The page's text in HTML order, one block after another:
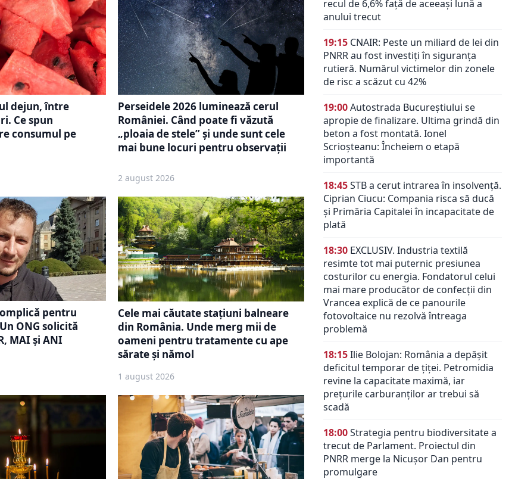
dejun, între
Ce spun
consumul pe
Perseidele 2026 luminează cerul
României. Când poate fi văzută
„ploaia de stele” și unde sunt cele
mai bune locuri pentru observații
2 august 2026
pentru
ONG solicită
MAI și ANI
Cele mai căutate stațiuni balneare
din România. Unde merg mii de
oameni pentru tratamente cu ape
sărate și nămol
1 august 2026
recul de 6,6% față de aceeași lună a
anului trecut
19:15 CNAIR: Peste un miliard de lei din
PNRR au fost investiți în siguranța
rutieră. Numărul victimelor din zonele
de risc a scăzut cu 42%
19:00Autostrada Bucureștiului se
apropie de finalizare. Ultima grindă din
beton a fost montată. Ionel
Scrioșteanu: Încheiem o etapă
importantă
18:45STB a cerut intrarea în insolvență.
Ciprian Ciucu: Compania risca să ducă
și Primăria Capitalei în incapacitate de
plată
18:30 EXCLUSIV. Industria textilă
resimte tot mai puternic presiunea
costurilor cu energia. Fondatorul celui
mai mare producător de confecții din
Vrancea explică de ce panourile
fotovoltaice nu rezolvă întreaga
problemă
18:15Ilie Bolojan: România a depășit
deficitul temporar de țiței. Petromidia
revine la capacitate maximă, iar
prețurile carburanților ar trebui să
scadă
18:00Strategia pentru biodiversitate a
trecut de Parlament. Proiectul din
PNRR merge la Nicușor Dan pentru
promulgare